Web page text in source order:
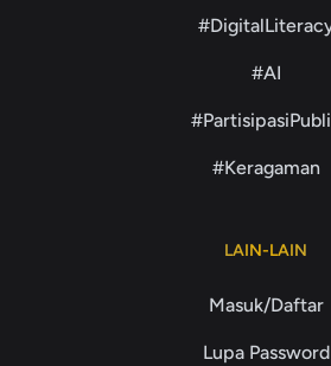
#AI
#Keragaman
LAIN-LAIN
Masuk/Daftar
Lupa Password